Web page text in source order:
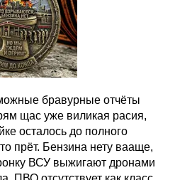
бравурные отчёты
щас уже виликая расия,
осталось до полного
прёт. Бензина нету вааще,
ВСУ выжигают дронами